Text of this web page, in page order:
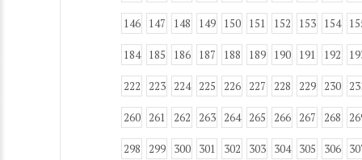
146 147 148 149 150 151 152 153 154
184 185 186 187 188 189 190 191 192
222 223 224 225 226 227 228 229 230
260 261 262 263 264 265 266 267 268
298 299 300 301 302 303 304 305 306